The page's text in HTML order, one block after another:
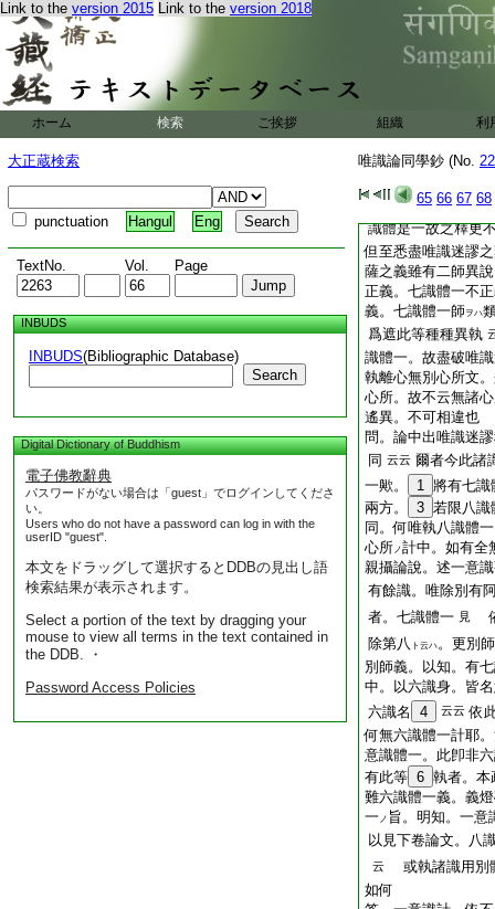
Link to the version 2015 Link to the version 2018
ホーム 検索 ご挨拶 組織 利
大正蔵検索
punctuation Hangul Eng
TextNo. Vol. Page
INBUDS
INBUDS(Bibliographic Database)
Search
Digital Dictionary of Buddhism
電子佛教辭典
パスワードがない場合は「guest」でログインしてくださ
い。
Users who do not have a password can log in with the
userID "guest".
本文をドラッグして選択するとDDBの見出し語
検索結果が表示されます。
Select a portion of the text by dragging your
mouse to view all terms in the text contained in
the DDB. ・
Password Access Policies
唯識論同學鈔 (No.
65 66 67 68
也。非云所明一意
論唯除第八。更別
無相違可答申也
尋云。或執諸識用
心無別心所文。全
者。云諸識未必八
答。或執諸識文不
簡別云諸識。唯可
識體是一故之釋更
但至悉盡唯識迷謬
薩之義雖有二師異
正義。七識體一不
義。七識體一師ヲハ
爲遮此等種種異執
識體一。故盡破唯
執離心無別心所文
心所。故不云無諸
遙異。不可相違也
問。論中出唯識迷
同 云云 爾者今此諸
一歟。
1 將有七識
兩方。
3 若限八識
同。何唯執八識體
心所ノ計中。如有全
親攝論說。述一意
有餘識。唯除別有
者。七識體一 見
除第八 ト云ハ。更別
別師義。以知。有
中。以六識身。皆
六識名
4 云云 依
何無六識體一計耶
意識體一。此卽非
有此等 6 執者。本
難六識體一義。義
一ノ 旨。明知。一意
以見下卷論文。八
云
或執諸識用別
如何